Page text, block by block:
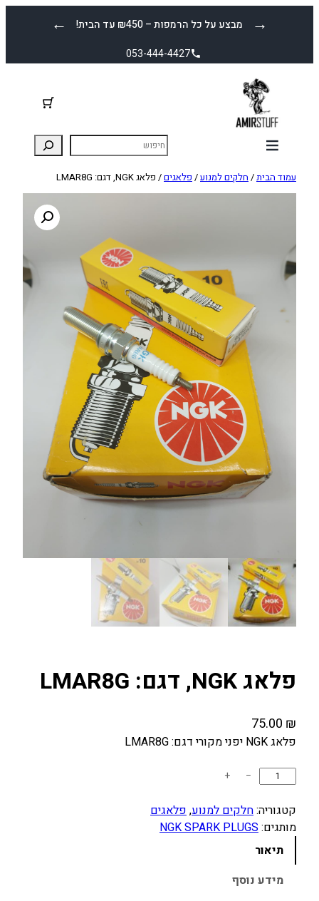
← מבצע על כל הרמפות – ₪450 עד הבית! →
053-444-4427
עמוד הבית/ חלקים למנוע/ פלאגים/ פלאג NGK, דגם: LMAR8G
פלאג NGK, דגם: LMAR8G
75.00 ₪
פלאג NGK יפני מקורי דגם: LMAR8G
ו
ת
ל
−
+
קטגוריה:חלקים למנוע, פלאגים
מותגים:NGK SPARK PLUGS
תיאור
מידע נוסף